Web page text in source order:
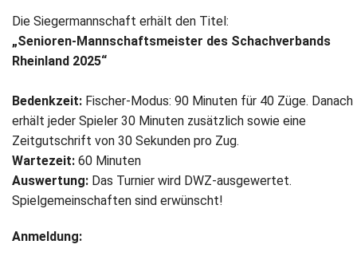
Meistertafel
Fotos
Service
Newsletter
Kontakt
Die Siegermannschaft erhält den Titel:
„Senioren-Mannschaftsmeister des Schachverbands
Rheinland 2025“
Bedenkzeit: Fischer-Modus: 90 Minuten für 40 Züge. Danach
erhält jeder Spieler 30 Minuten zusätzlich sowie eine
Zeitgutschrift von 30 Sekunden pro Zug.
Wartezeit: 60 Minuten
Auswertung: Das Turnier wird DWZ-ausgewertet.
Spielgemeinschaften sind erwünscht!
Anmeldung: